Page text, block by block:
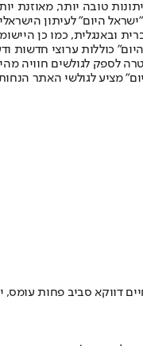
טובה יותר, מאוזנת
המודפסת הראשונה פורסמה ב-30
כוללות ערוצי חדשות
לספק לגולשים
מציע לגולשי האתר
דווקא סביב פחות